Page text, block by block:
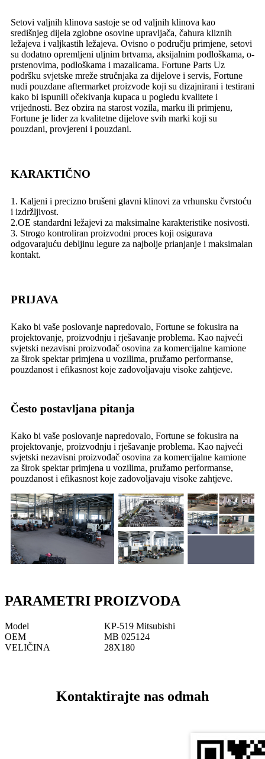
Setovi valjnih klinova sastoje se od valjnih klinova kao
središnjeg dijela zglobne osovine upravljača, čahura kliznih
ležajeva i valjkastih ležajeva. Ovisno o području primjene, setovi
su dodatno opremljeni uljnim brtvama, aksijalnim podloškama, o-
prstenovima, podloškama i mazalicama. Fortune Parts Uz
podršku svjetske mreže stručnjaka za dijelove i servis, Fortune
nudi pouzdane aftermarket proizvode koji su dizajnirani i testirani
kako bi ispunili očekivanja kupaca u pogledu kvalitete i
vrijednosti. Bez obzira na starost vozila, marku ili primjenu,
Fortune je lider za kvalitetne dijelove svih marki koji su
pouzdani, provjereni i pouzdani.
KARAKTIČNO
1. Kaljeni i precizno brušeni glavni klinovi za vrhunsku čvrstoću
i izdržljivost.
2.OE standardni ležajevi za maksimalne karakteristike nosivosti.
3. Strogo kontroliran proizvodni proces koji osigurava
odgovarajuću debljinu legure za najbolje prianjanje i maksimalan
kontakt.
PRIJAVA
Kako bi vaše poslovanje napredovalo, Fortune se fokusira na
projektovanje, proizvodnju i rješavanje problema. Kao najveći
svjetski nezavisni proizvođač osovina za komercijalne kamione
za širok spektar primjena u vozilima, pružamo performanse,
pouzdanost i efikasnost koje zadovoljavaju visoke zahtjeve.
Često postavljana pitanja
Kako bi vaše poslovanje napredovalo, Fortune se fokusira na
projektovanje, proizvodnju i rješavanje problema. Kao najveći
svjetski nezavisni proizvođač osovina za komercijalne kamione
za širok spektar primjena u vozilima, pružamo performanse,
pouzdanost i efikasnost koje zadovoljavaju visoke zahtjeve.
PARAMETRI PROIZVODA
Model
KP-519 Mitsubishi
OEM
MB 025124
VELIČINA
28X180
Kontaktirajte nas odmah